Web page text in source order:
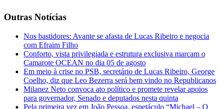
Outras Notícias
Nos bastidores: Avante se afasta de Lucas Ribeiro e negocia
com Efraim Filho
Conforto, vista privilegiada e estrutura exclusiva marcam o
Camarote OCEAN no dia 05 de agosto
Em meio à crise no PSB, secretário de Lucas Ribeiro, George
Coelho, diz que Leo Bezerra será bem vindo no Republicanos
Milanez Neto convoca ato político e promete revelar apoios
para governador, Senado e deputados nesta quinta
Pela primeira vez em João Pessoa, espetáculo “Michael – O